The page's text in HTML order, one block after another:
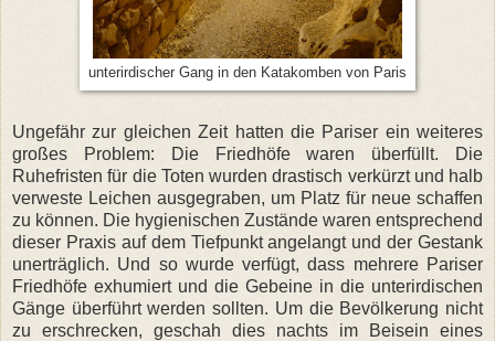
unterirdischer Gang in den Katakomben von Paris
Ungefähr zur gleichen Zeit hatten die Pariser ein weiteres
großes Problem: Die Friedhöfe waren überfüllt. Die
Ruhefristen für die Toten wurden drastisch verkürzt und halb
verweste Leichen ausgegraben, um Platz für neue schaffen
zu können. Die hygienischen Zustände waren entsprechend
dieser Praxis auf dem Tiefpunkt angelangt und der Gestank
unerträglich. Und so wurde verfügt, dass mehrere Pariser
Friedhöfe exhumiert und die Gebeine in die unterirdischen
Gänge überführt werden sollten. Um die Bevölkerung nicht
zu erschrecken, geschah dies nachts im Beisein eines